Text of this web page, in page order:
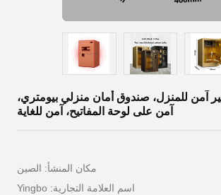
آمن للمنزل، صندوق أمان منزلي بيومتري،
آمن على لوحة المفاتيح، آمن للغاية
مكان المنشأ: الصين
اسم العلامة التجارية: Yingbo